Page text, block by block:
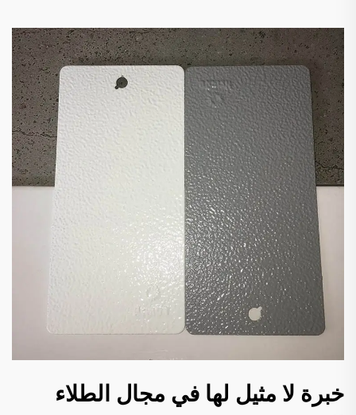
خبرة لا مثيل لها في مجال الطلاء